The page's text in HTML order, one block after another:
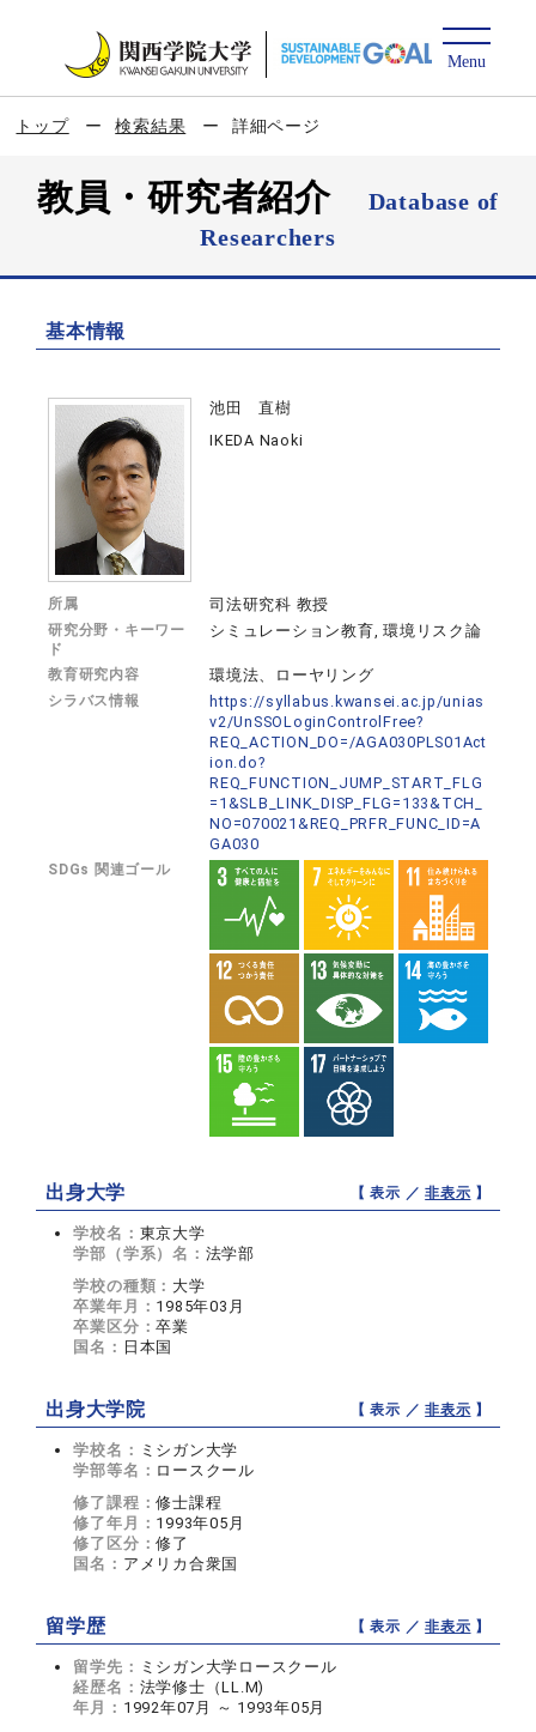
トップ 検索結果 詳細ページ
教員・研究者紹介
Database of
Researchers
基本情報
池田 直樹
IKEDA Naoki
所属 司法研究科 教授
研究分野・キーワー
ド
シミュレーション教育, 環境リスク論
教育研究内容 環境法、ローヤリング
シラバス情報
https://syllabus.kwansei.ac.jp/unias
v2/UnSSOLoginControlFree?
REQ_ACTION_DO=/AGA030PLS01Act
ion.do?
REQ_FUNCTION_JUMP_START_FLG
=1&SLB_LINK_DISP_FLG=133&TCH_
NO=070021&REQ_PRFR_FUNC_ID=A
GA030
SDGs 関連ゴール
出身大学 【 表示 ／非表示 】
学校名： 東京大学
学部（学系）名： 法学部
学校の種類： 大学
卒業年月： 1985年03月
卒業区分：卒業
国名： 日本国
出身大学院 【 表示 ／非表示 】
学校名： ミシガン大学
学部等名： ロースクール
修了課程：修士課程
修了年月： 1993年05月
修了区分：修了
国名： アメリカ合衆国
留学歴 【 表示 ／非表示 】
留学先： ミシガン大学ロースクール
経歴名： 法学修士（LL.M)
年月： 1992年07月 ～ 1993年05月